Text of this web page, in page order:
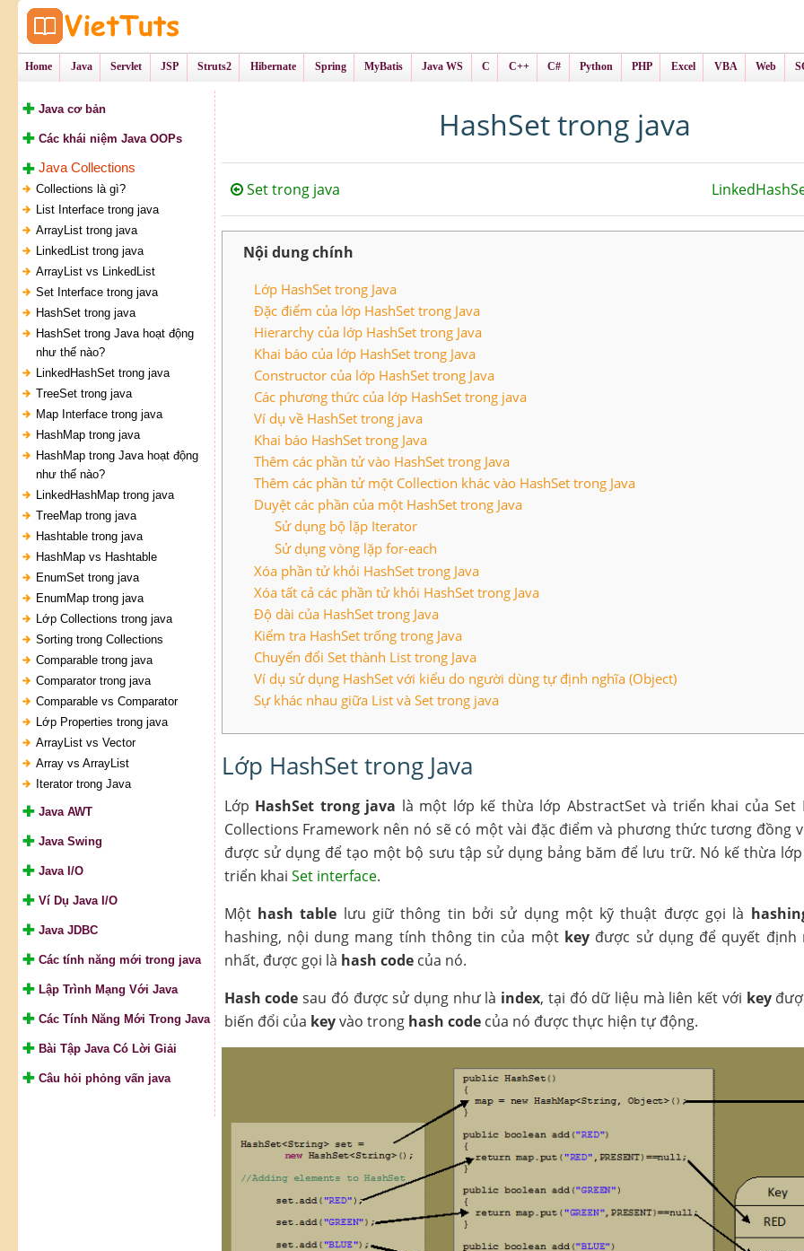
Home Java Servlet JSP Struts2 Hibernate Spring MyBatis Java WS C C++ C# Python PHP Excel VBA Web
Java cơ bản
Các khái niệm Java OOPs
Java Collections
Collections là gì?
List Interface trong java
ArrayList trong java
LinkedList trong java
ArrayList vs LinkedList
Set Interface trong java
HashSet trong java
HashSet trong Java hoạt động
như thế nào?
LinkedHashSet trong java
TreeSet trong java
Map Interface trong java
HashMap trong java
HashMap trong Java hoạt động
như thế nào?
LinkedHashMap trong java
TreeMap trong java
Hashtable trong java
HashMap vs Hashtable
EnumSet trong java
EnumMap trong java
Lớp Collections trong java
Sorting trong Collections
Comparable trong java
Comparator trong java
Comparable vs Comparator
Lớp Properties trong java
ArrayList vs Vector
Array vs ArrayList
Iterator trong Java
Java AWT
Java Swing
Java I/O
Ví Dụ Java I/O
Java JDBC
Các tính năng mới trong java
Lập Trình Mạng Với Java
Các Tính Năng Mới Trong Java
Bài Tập Java Có Lời Giải
Câu hỏi phỏng vấn java
HashSet trong java
Set trong java
Nội dung chính
Lớp HashSet trong Java
Đặc điểm của lớp HashSet trong Java
Hierarchy của lớp HashSet trong Java
Khai báo của lớp HashSet trong Java
Constructor của lớp HashSet trong Java
Các phương thức của lớp HashSet trong java
Ví dụ về HashSet trong java
Khai báo HashSet trong Java
Thêm các phần tử vào HashSet trong Java
Thêm các phần tử một Collection khác vào HashSet trong Java
Duyệt các phần của một HashSet trong Java
Sử dụng bộ lặp Iterator
Sử dụng vòng lặp for-each
Xóa phần tử khỏi HashSet trong Java
Xóa tất cả các phần tử khỏi HashSet trong Java
Độ dài của HashSet trong Java
Kiểm tra HashSet trống trong Java
Chuyển đổi Set thành List trong Java
Ví dụ sử dụng HashSet với kiểu do người dùng tự định nghĩa (Object)
Sự khác nhau giữa List và Set trong java
Lớp HashSet trong Java
Lớp HashSet trong java là một lớp kế thừa lớp AbstractSet và triển khai của Set
Collections Framework nên nó sẽ có một vài đặc điểm và phương thức tương đồng
được sử dụng để tạo một bộ sưu tập sử dụng bảng băm để lưu trữ. Nó kế thừa lớp
triển khai Set interface.
Một hash table lưu giữ thông tin bởi sử dụng một kỹ thuật được gọi là
hashing, nội dung mang tính thông tin của một key được sử dụng để quyết
nhất, được gọi là hash codecủa nó.
Hash code sau đó được sử dụng như là index, tại đó dữ liệu mà liên kết với key
biến đổi của keyvào trong hash codecủa nó được thực hiện tự động.